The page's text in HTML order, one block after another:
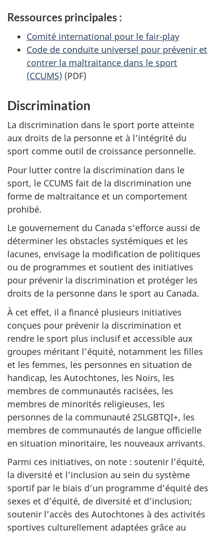
Ressources principales :
Comité international pour le fair-play
Code de conduite universel pour prévenir et
contrer la maltraitance dans le sport
(CCUMS) (PDF)
Discrimination
La discrimination dans le sport porte atteinte
aux droits de la personne et à l’intégrité du
sport comme outil de croissance personnelle.
Pour lutter contre la discrimination dans le
sport, le CCUMS fait de la discrimination une
forme de maltraitance et un comportement
prohibé.
Le gouvernement du Canada s’efforce aussi de
déterminer les obstacles systémiques et les
lacunes, envisage la modification de politiques
ou de programmes et soutient des initiatives
pour prévenir la discrimination et protéger les
droits de la personne dans le sport au Canada.
À cet effet, il a financé plusieurs initiatives
conçues pour prévenir la discrimination et
rendre le sport plus inclusif et accessible aux
groupes méritant l’équité, notamment les filles
et les femmes, les personnes en situation de
handicap, les Autochtones, les Noirs, les
membres de communautés racisées, les
membres de minorités religieuses, les
personnes de la communauté 2SLGBTQI+, les
membres de communautés de langue officielle
en situation minoritaire, les nouveaux arrivants.
Parmi ces initiatives, on note : soutenir l’équité,
la diversité et l’inclusion au sein du système
sportif par le biais d’un programme d’équité des
sexes et d’équité, de diversité et d’inclusion;
soutenir l’accès des Autochtones à des activités
sportives culturellement adaptées grâce au